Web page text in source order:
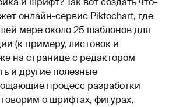
онлайн-сервис Piktochart, где
мере около 25 шаблонов для
(к примеру, листовок и
на странице с редактором
и другие полезные
процесс разработки
о шрифтах, фигурах,